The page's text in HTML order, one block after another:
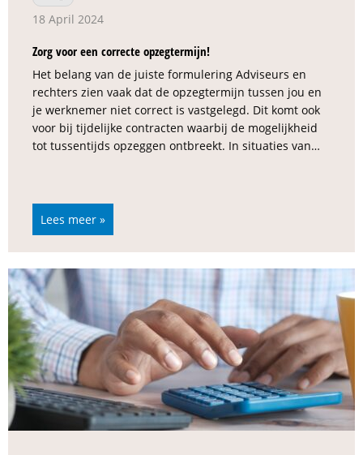
18 April 2024
Zorg voor een correcte opzegtermijn!
Het belang van de juiste formulering Adviseurs en
rechters zien vaak dat de opzegtermijn tussen jou en
je werknemer niet correct is vastgelegd. Dit komt ook
voor bij tijdelijke contracten waarbij de mogelijkheid
tot tussentijds opzeggen ontbreekt. In situaties van…
Lees meer »